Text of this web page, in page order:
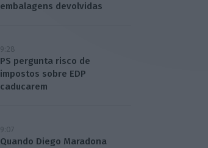
embalagens devolvidas
9:28
PS pergunta risco de
impostos sobre EDP
caducarem
9:07
Quando Diego Maradona